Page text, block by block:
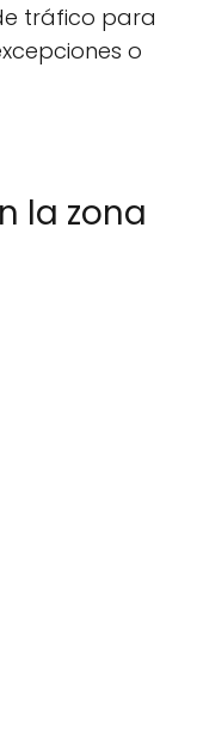
tráfico para
o
la zona